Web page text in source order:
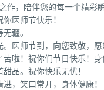
，陪伴您的每一个精彩瞬
医师节快乐！
疆。
医师节到，向您致敬，愿
啦！祝你们节日快乐！身
品。祝你快乐无忧！
，笑口常开，身体健康！